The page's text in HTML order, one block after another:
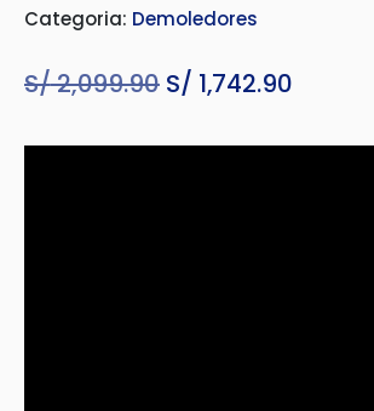
Categoria: Demoledores
S/2,099.90 El
original
S/ 1,742.90
actual